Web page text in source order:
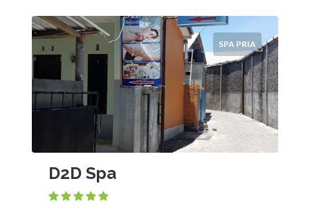
SPA PRIA
D2D Spa